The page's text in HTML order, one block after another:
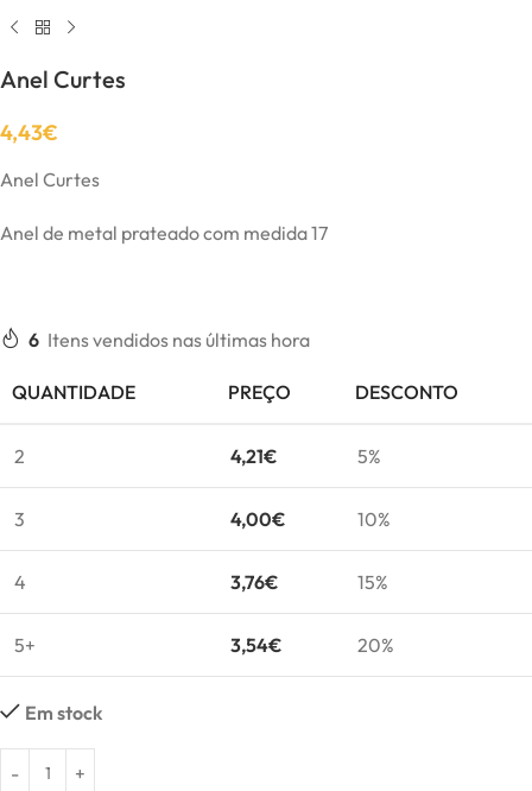
Anel Curtes
4,43€
Anel Curtes
Anel de metal prateado com medida 17
6 Itens vendidos nas últimas hora
QUANTIDADE PREÇO DESCONTO
2 4,21€ 5%
3 4,00€ 10%
4 3,76€ 15%
5+ 3,54€ 20%
Em stock